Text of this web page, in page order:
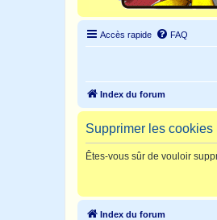
Accès rapide FAQ
Index du forum
Supprimer les cookies
Êtes-vous sûr de vouloir
Index du forum